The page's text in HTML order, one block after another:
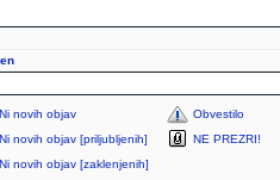
Ni novih objav
Obvestilo
Ni novih objav [priljubljenih]
NE PREZRI!
Ni novih objav [zaklenjenih]